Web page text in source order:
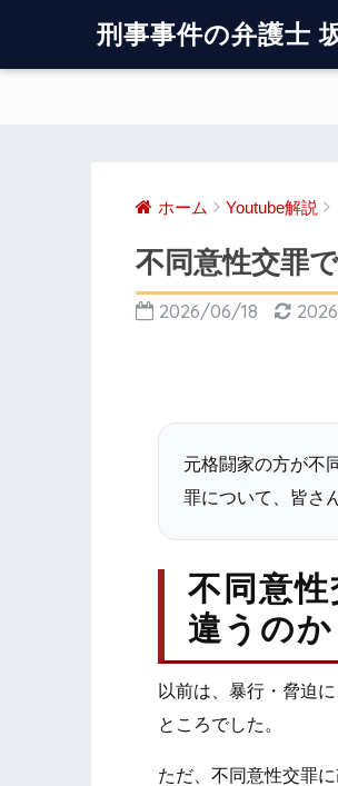
刑事事件の弁護士
ホーム Youtube解説
不同意性交罪
2026/06/18
元格闘家の方が不
罪について、皆さ
不同意
違うのか
以前は、暴行・脅迫
ところでした。
ただ、不同意性交罪